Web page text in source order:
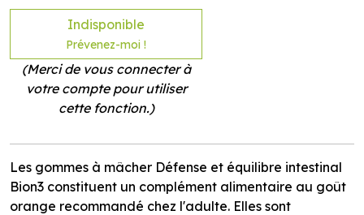
Indisponible
Prévenez-moi !
(Merci de vous connecter à
votre compte pour utiliser
cette fonction.)
Les gommes à mâcher Défense et équilibre intestinal
Bion3 constituent un complément alimentaire au goût
orange recommandé chez l'adulte. Elles sont